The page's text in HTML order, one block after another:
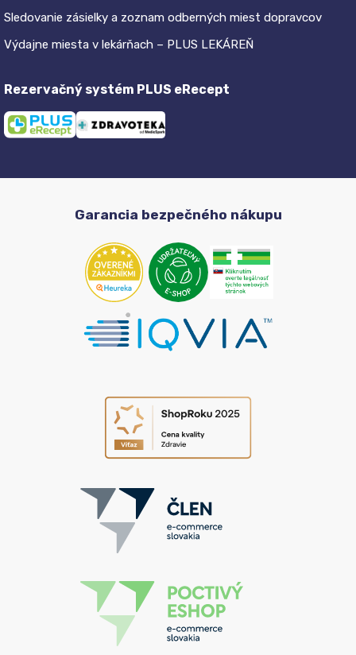
Sledovanie zásielky a zoznam odberných miest dopravcov
Výdajne miesta v lekárňach – PLUS LEKÁREŇ
Rezervačný systém PLUS eRecept
Garancia bezpečného nákupu